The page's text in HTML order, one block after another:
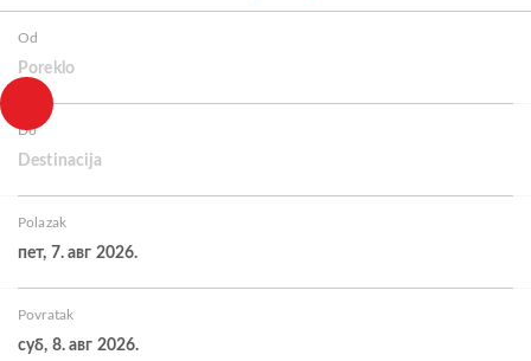
Od
Poreklo
Do
Destinacija
Polazak
пет, 7. авг 2026.
Povratak
суб, 8. авг 2026.